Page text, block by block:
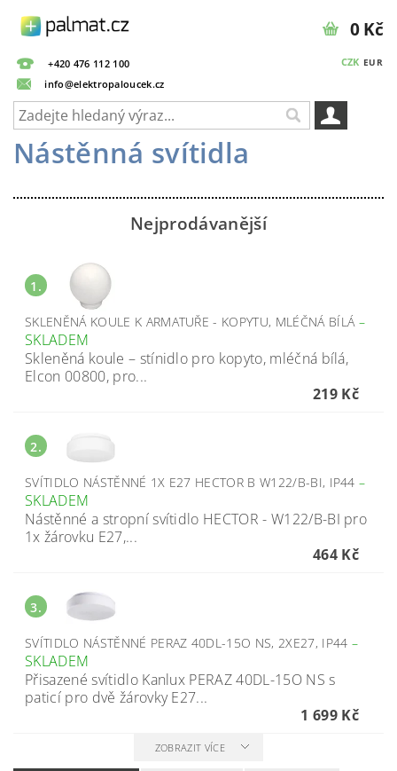
+420 476 112 100
info@elektropaloucek.cz
CZK EUR
0 Kč
Nástěnná svítidla
Nejprodávanější
1.
SKLENĚNÁ KOULE K ARMATUŘE - KOPYTU, MLÉČNÁ BÍLÁ –
SKLADEM
Skleněná koule – stínidlo pro kopyto, mléčná bílá,
Elcon 00800, pro...
219 Kč
2.
SVÍTIDLO NÁSTĚNNÉ 1X E27 HECTOR B W122/B-BI, IP44–
SKLADEM
Nástěnné a stropní svítidlo HECTOR - W122/B-BI pro
1x žárovku E27,...
464 Kč
3.
SVÍTIDLO NÁSTĚNNÉ PERAZ 40DL-15O NS, 2XE27, IP44 –
SKLADEM
Přisazené svítidlo Kanlux PERAZ 40DL-15O NS s
paticí pro dvě žárovky E27...
1 699 Kč
ZOBRAZIT VÍCE